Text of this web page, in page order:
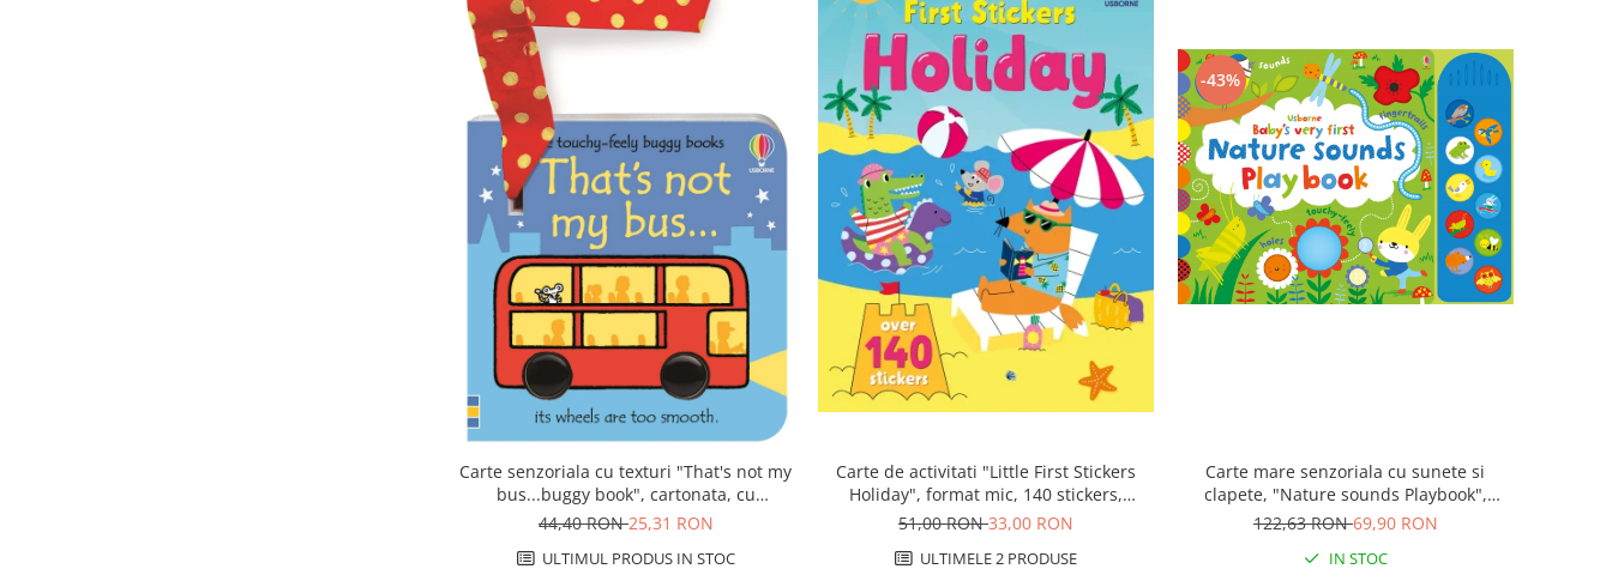
Carte senzoriala cu texturi "That's not my
bus...buggy book", cartonata, cu
agatatoare, Usborne
44,40 RON25,31 RON
ULTIMUL PRODUS IN STOC
Carte de activitati "Little First Stickers
Holiday", format mic, 140 stickers,
Usborne
51,00 RON33,00 RON
ULTIMELE 2 PRODUSE
-43%
Carte mare senzoriala cu sunete si
clapete, "Nature sounds Playbook",
cartonata, Usborne
122,63 RON69,90 RON
IN STOC